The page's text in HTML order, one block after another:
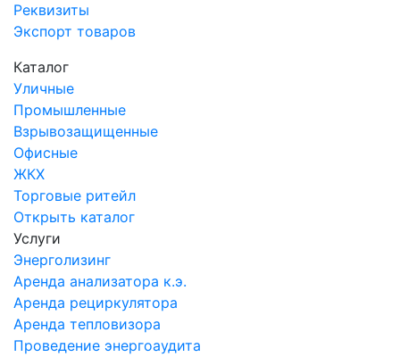
Реквизиты
Экспорт товаров
Каталог
Уличные
Промышленные
Взрывозащищенные
Офисные
ЖКХ
Торговые ритейл
Открыть каталог
Услуги
Энерголизинг
Аренда анализатора к.э.
Аренда рециркулятора
Аренда тепловизора
Проведение энергоаудита